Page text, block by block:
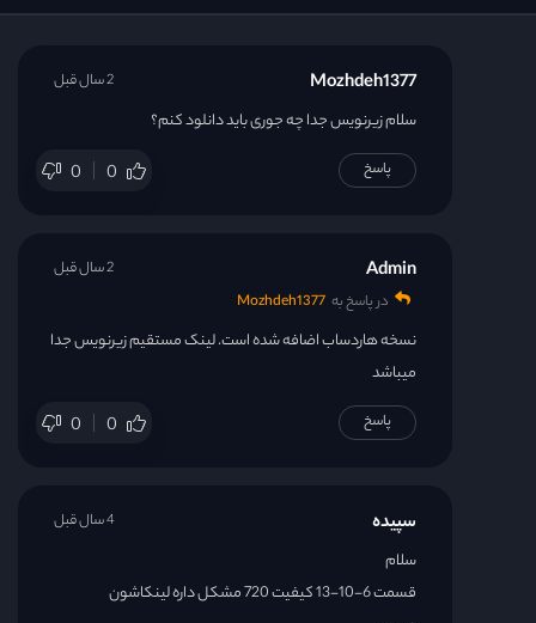
Mozhdeh1377
سلام زیرنویس جدا چه جوری باید دانلود کنم؟
0 0
2 سال قبل
پاسخ
Admin
در پاسخ به Mozhdeh1377
نسخه هاردساب اضافه شده است. لینک مستقیم زیرنویس جدا
میباشد
0 0
2 سال قبل
پاسخ
سپیده
سلام
قسمت 6-10-13 کیفیت 720 مشکل داره لینکاشون
4 سال قبل